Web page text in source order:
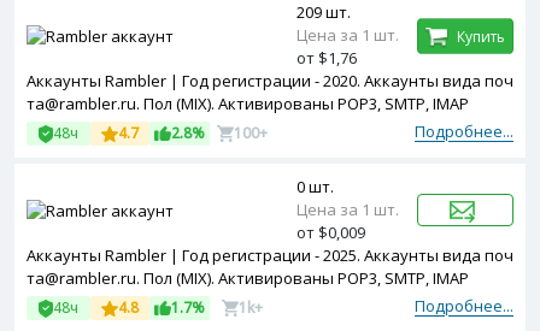
Аккаунты Rambler | Год регистрации - 2020. Аккаунты вида поч
та@rambler.ru. Пол (MIX). Активированы POP3, SMTP, IMAP
Подробнее...
48ч 4.7 2.8% 100+
209 шт.
Цена за 1 шт.
от $1,76
Купить
Аккаунты Rambler | Год регистрации - 2025. Аккаунты вида поч
та@rambler.ru. Пол (MIX). Активированы POP3, SMTP, IMAP
Подробнее...
48ч 4.8 1.7% 1k+
0 шт.
Цена за 1 шт.
от $0,009